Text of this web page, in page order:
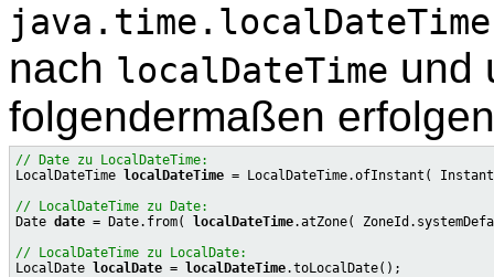
java.time.localDateTime
nach localDateTime und
folgendermaßen
// Date zu LocalDateTime:
LocalDateTime localDateTime = LocalDateTime.ofInstant(
// LocalDateTime zu Date:
Date date = Date.from( localDateTime.atZone(
// LocalDateTime zu LocalDate:
LocalDate localDate = localDateTime.toLocalDate();